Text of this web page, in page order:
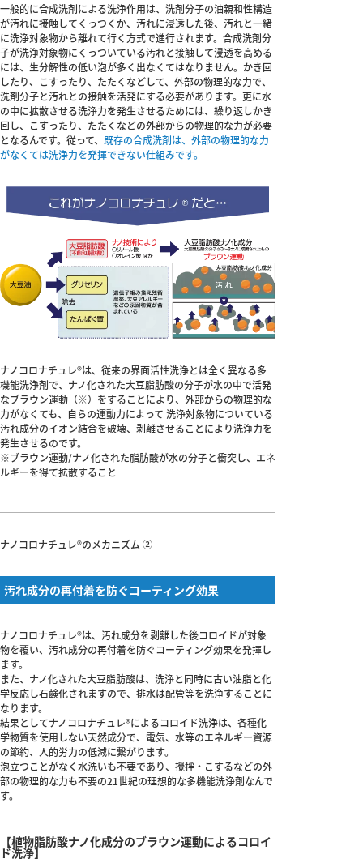
一般的に合成洗剤による洗浄作用は、洗剤分子の油親和性構造
が汚れに接触してくっつくか、汚れに浸透した後、汚れと一緒
に洗浄対象物から離れて行く方式で進行されます。合成洗剤分
子が洗浄対象物にくっついている汚れと接触して浸透を高める
には、生分解性の低い泡が多く出なくてはなりません。かき回
したり、こすったり、たたくなどして、外部の物理的な力で、
洗剤分子と汚れとの接触を活発にする必要があります。更に水
の中に拡散させる洗浄力を発生させるためには、繰り返しかき
回し、こすったり、たたくなどの外部からの物理的な力が必要
となるんです。従って、 既存の合成洗剤は、外部の物理的な力
がなくては洗浄力を発揮できない仕組みです。
ナノコロナチュレ®は、従来の界面活性洗浄とは全く異なる多
機能洗浄剤で、ナノ化された大豆脂肪酸の分子が水の中で活発
なブラウン運動（※）をすることにより、外部からの物理的な
力がなくても、自らの運動力によって 洗浄対象物についている
汚れ成分のイオン結合を破壊、剥離させることにより洗浄力を
発生させるのです。
※ブラウン運動/ナノ化された脂肪酸が水の分子と衝突し、エネ
ルギーを得て拡散すること
ナノコロナチュレ®のメカニズム ②
汚れ成分の再付着を防ぐコーティング効果
ナノコロナチュレ®は、汚れ成分を剥離した後コロイドが対象
物を覆い、汚れ成分の再付着を防ぐコーティング効果を発揮し
ます。
また、ナノ化された大豆脂肪酸は、洗浄と同時に古い油脂と化
学反応し石鹸化されますので、排水は配管等を洗浄することに
なります。
結果としてナノコロナチュレ®によるコロイド洗浄は、各種化
学物質を使用しない天然成分で、電気、水等のエネルギー資源
の節約、人的労力の低減に繋がります。
泡立つことがなく水洗いも不要であり、攪拌・こするなどの外
部の物理的な力も不要の21世紀の理想的な多機能洗浄剤なんで
す。
【植物脂肪酸ナノ化成分のブラウン運動によるコロイ
ド洗浄】